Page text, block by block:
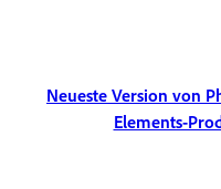
Neueste Version von
Elements-